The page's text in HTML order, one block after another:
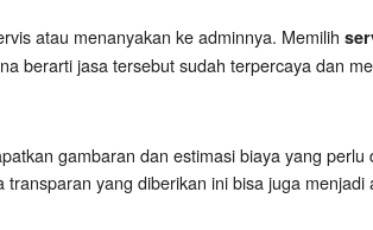
atau menanyakan ke adminnya. Memilih
berarti jasa tersebut sudah terpercaya dan
gambaran dan estimasi biaya yang perlu
yang diberikan ini bisa juga menjadi